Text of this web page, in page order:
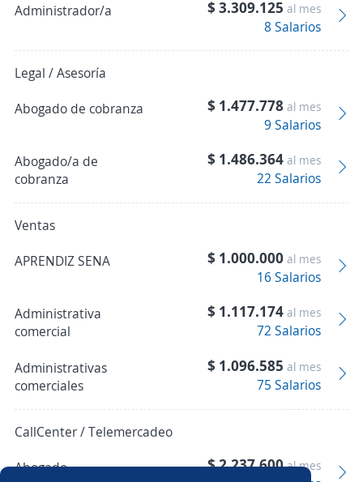
Administrador/a
$ 3.309.125 al mes
8 Salarios
Legal / Asesoría
Abogado de cobranza
$ 1.477.778 al mes
9 Salarios
Abogado/a de
cobranza
$ 1.486.364 al mes
22 Salarios
Ventas
APRENDIZ SENA
$ 1.000.000 al mes
16 Salarios
Administrativa
comercial
$ 1.117.174 al mes
72 Salarios
Administrativas
comerciales
$ 1.096.585 al mes
75 Salarios
CallCenter / Telemercadeo
Abogado
$ 2.237.600al mes